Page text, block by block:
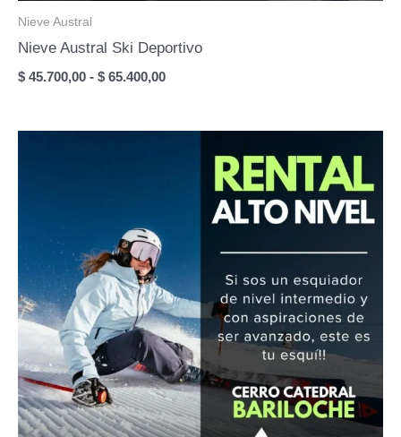
Nieve Austral
Nieve Austral Ski Deportivo
$ 45.700,00 - $ 65.400,00Rango
$ 65.400,00